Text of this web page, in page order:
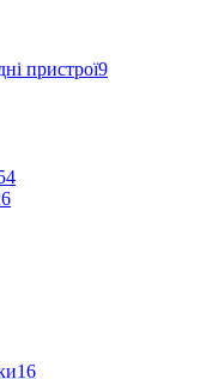
пристрої9
16